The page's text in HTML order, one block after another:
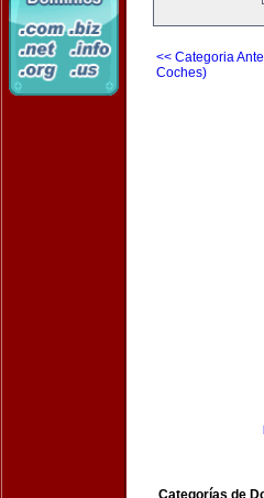
<< Categoria
Coches)
Categorías de